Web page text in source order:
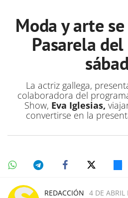
Moda y arte
Pasarela del
La actriz gallega,
colaboradora del
Show, Eva Iglesias,
convertirse en la
REDACCIÓN 4 DE